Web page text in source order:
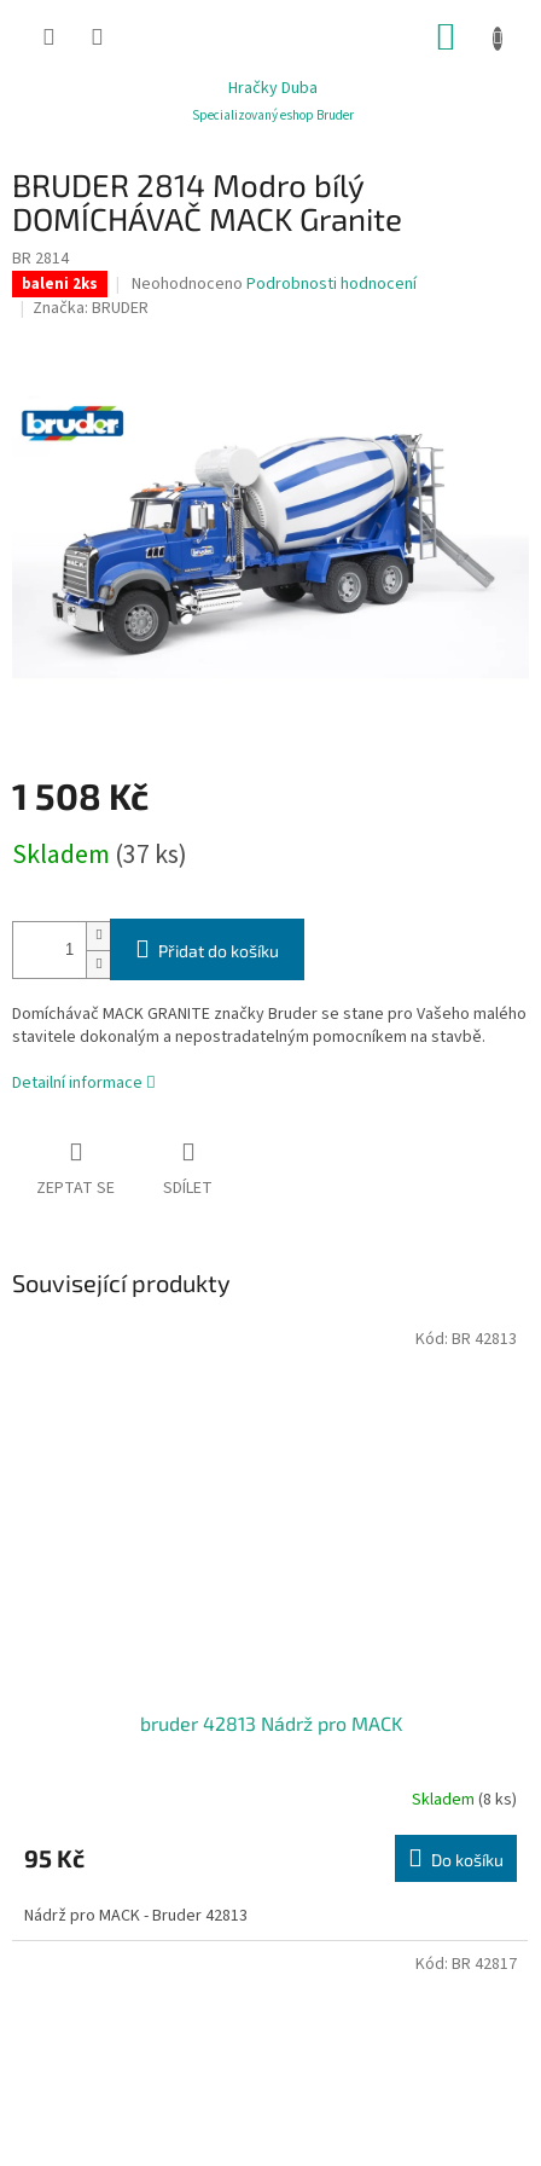
Hračky Duba
Specializovaný eshop Bruder
BRUDER 2814 Modro bílý
DOMÍCHÁVAČ MACK Granite
BR 2814
baleni 2ks
Průměrné
hodnocení
Neohodnoceno Podrobnosti hodnocení
Značka: BRUDER
1 508 Kč
cena:
Skladem (37 ks)
Přidat do košíku
Domíchávač MACK GRANITE značky Bruder se stane pro Vašeho malého
stavitele dokonalým a nepostradatelným pomocníkem na stavbě.
Detailní informace
ZEPTAT SE SDÍLET
Související produkty
bruder 42813 Nádrž pro MACK
Skladem (8 ks)
95 Kč Do košíku
Nádrž pro MACK - Bruder 42813
Kód: BR 42813
Kód: BR 42817